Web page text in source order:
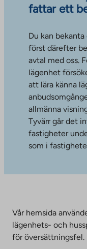
fattar ett
Du kan
först därefter
avtal med oss.
lägenhet
att lära känna
allmänna
Tyvärr går det
fastigheter
som i
Vår hemsida
lägenhets- och
för översättningsfel.